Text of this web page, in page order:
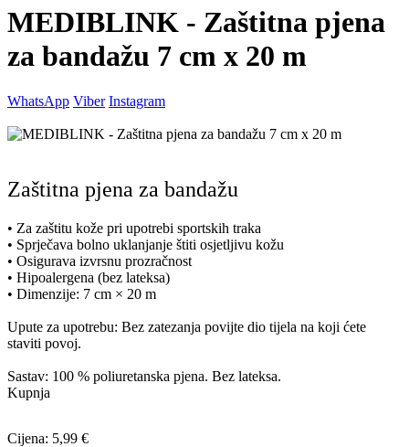
MEDIBLINK - Zaštitna pjena
za bandažu 7 cm x 20 m
WhatsApp Viber Instagram
Zaštitna pjena za bandažu
• Za zaštitu kože pri upotrebi sportskih traka
• Sprječava bolno uklanjanje štiti osjetljivu kožu
• Osigurava izvrsnu prozračnost
• Hipoalergena (bez lateksa)
• Dimenzije: 7 cm × 20 m
Upute za upotrebu: Bez zatezanja povijte dio tijela na koji ćete
staviti povoj.
Sastav: 100 % poliuretanska pjena. Bez lateksa.
Kupnja
Cijena: 5,99 €